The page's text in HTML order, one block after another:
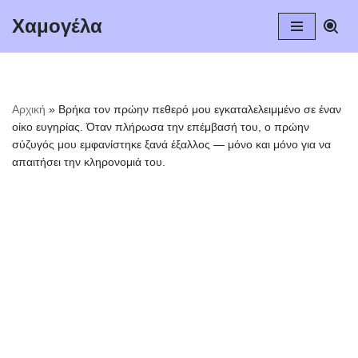
Χαμογέλα
Αρχική » Βρήκα τον πρώην πεθερό μου εγκαταλελειμμένο σε έναν
οίκο ευγηρίας. Όταν πλήρωσα την επέμβασή του, ο πρώην
σύζυγός μου εμφανίστηκε ξανά έξαλλος — μόνο και μόνο για να
απαιτήσει την κληρονομιά του.